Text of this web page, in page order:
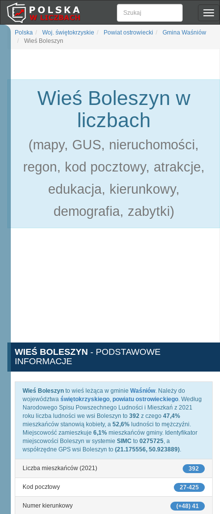
Polska Woj. świętokrzyskie Powiat ostrowiecki
Gmina Waśniów
Wieś Boleszyn
Wieś Boleszyn w
liczbach
(mapy, GUS, nieruchomości,
regon, kod pocztowy, atrakcje,
edukacja, kierunkowy,
demografia, zabytki)
WIEŚ BOLESZYN - PODSTAWOWE
INFORMACJE
Wieś Boleszyn to wieś leżąca w gminie Waśniów. Należy do
województwa świętokrzyskiego, powiatu ostrowieckiego. Według
Narodowego Spisu Powszechnego Ludności i Mieszkań z 2021
roku liczba ludności we wsi Boleszyn to 392 z czego 47,4%
mieszkańców stanowią kobiety, a 52,6% ludności to mężczyźni.
Miejscowość zamieszkuje 6,1% mieszkańców gminy. Identyfikator
miejscowości Boleszyn w systemie SIMC to 0275725, a
współrzędne GPS wsi Boleszyn to (21.175556, 50.923889).
392
Liczba mieszkańców (2021)
27-425
Kod pocztowy
(+48) 41
Numer kierunkowy